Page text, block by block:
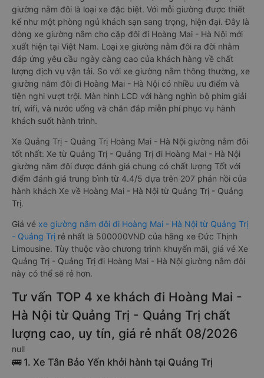
giường nằm đôi là loại xe đặc biệt. Với mỗi giường được thiết
kế như một phòng ngủ khách sạn sang trọng, hiện đại. Đây là
dòng xe giường nằm cho cặp đôi đi Hoàng Mai - Hà Nội mới
xuất hiện tại Việt Nam. Loại xe giường nằm đôi ra đời nhằm
đáp ứng yêu cầu ngày càng cao của khách hàng về chất
lượng dịch vụ vận tải. So với xe giường nằm thông thường, xe
giường nằm đôi đi Hoàng Mai - Hà Nội có nhiều ưu điểm và
tiện nghi vượt trội. Màn hình LCD với hàng nghìn bộ phim giải
trí, wifi, và nước uống và chăn đắp miễn phí phục vụ hành
khách suốt hành trình.
Xe Quảng Trị - Quảng Trị Hoàng Mai - Hà Nội giường nằm đôi
tốt nhất: Xe từ Quảng Trị - Quảng Trị đi Hoàng Mai - Hà Nội
giường nằm đôi được đánh giá chung có chất lượng Tốt với
điểm đánh giá trung bình từ 4.4/5 dựa trên 207 phản hồi của
hành khách Xe về Hoàng Mai - Hà Nội từ Quảng Trị - Quảng
Trị.
Giá vé xe giường nằm đôi đi Hoàng Mai - Hà Nội từ Quảng Trị
- Quảng Trị rẻ nhất là 500000VND của hãng xe Đức Thịnh
Limousine. Tùy thuộc vào chương trình khuyến mãi, giá vé Xe
Quảng Trị - Quảng Trị đi Hoàng Mai - Hà Nội giường nằm đôi
này có thể sẽ rẻ hơn.
Tư vấn TOP 4 xe khách đi Hoàng Mai -
Hà Nội từ Quảng Trị - Quảng Trị chất
lượng cao, uy tín, giá rẻ nhất 08/2026
null
🚌 1. Xe Tân Bảo Yến khởi hành tại Quảng Trị